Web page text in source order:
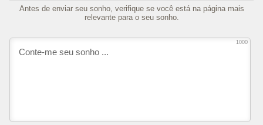
Antes de enviar seu sonho, verifique se você está na página mais
relevante para o seu sonho.
1000